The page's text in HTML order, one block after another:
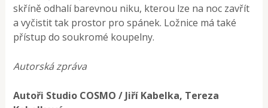
skříně odhalí barevnou niku, kterou lze na noc zavřít
a vyčistit tak prostor pro spánek. Ložnice má také
přístup do soukromé koupelny.
Autorská zpráva
Autoři Studio COSMO / Jiří Kabelka, Tereza